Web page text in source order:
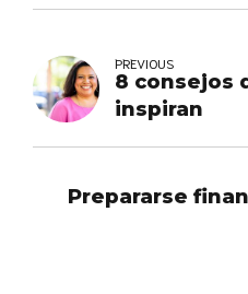
PREVIOUS
8 consejos
inspiran
Prepararse